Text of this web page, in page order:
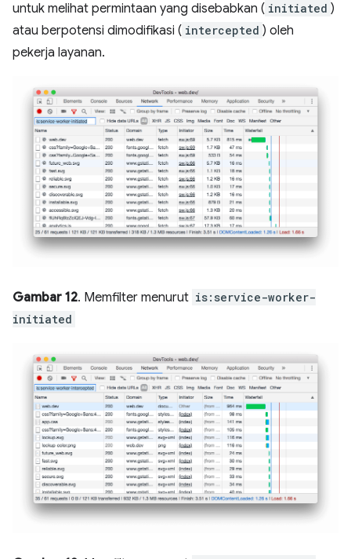
untuk melihat permintaan yang disebabkan ( initiated )
atau berpotensi dimodifikasi ( intercepted ) oleh
pekerja layanan.
Gambar 12. Memfilter menurut is:service-worker-
initiated